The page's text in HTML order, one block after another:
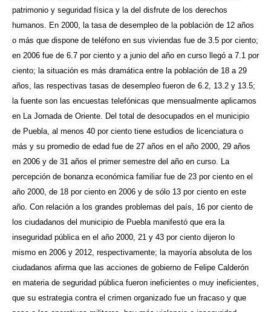
patrimonio y seguridad física y la del disfrute de los derechos
humanos. En 2000, la tasa de desempleo de la población de 12 años
o más que dispone de teléfono en sus viviendas fue de 3.5 por ciento;
en 2006 fue de 6.7 por ciento y a junio del año en curso llegó a 7.1 por
ciento; la situación es más dramática entre la población de 18 a 29
años, las respectivas tasas de desempleo fueron de 6.2, 13.2 y 13.5;
la fuente son las encuestas telefónicas que mensualmente aplicamos
en La Jornada de Oriente. Del total de desocupados en el municipio
de Puebla, al menos 40 por ciento tiene estudios de licenciatura o
más y su promedio de edad fue de 27 años en el año 2000, 29 años
en 2006 y de 31 años el primer semestre del año en curso. La
percepción de bonanza económica familiar fue de 23 por ciento en el
año 2000, de 18 por ciento en 2006 y de sólo 13 por ciento en este
año. Con relación a los grandes problemas del país, 16 por ciento de
los ciudadanos del municipio de Puebla manifestó que era la
inseguridad pública en el año 2000, 21 y 43 por ciento dijeron lo
mismo en 2006 y 2012, respectivamente; la mayoría absoluta de los
ciudadanos afirma que las acciones de gobierno de Felipe Calderón
en materia de seguridad pública fueron ineficientes o muy ineficientes,
que su estrategia contra el crimen organizado fue un fracaso y que